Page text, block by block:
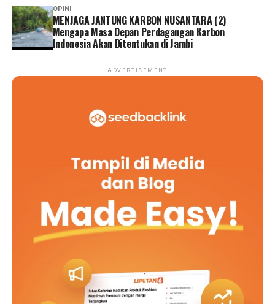
OPINI
MENJAGA JANTUNG KARBON NUSANTARA (2)
Mengapa Masa Depan Perdagangan Karbon
Indonesia Akan Ditentukan di Jambi
ADVERTISEMENT